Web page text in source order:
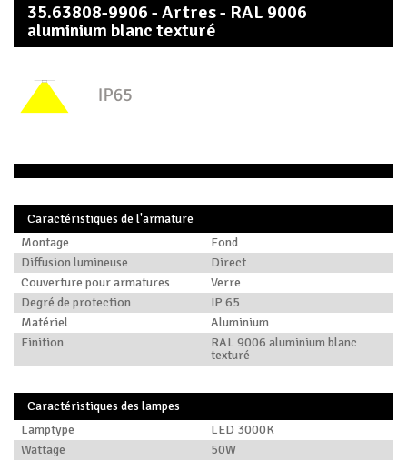
35.63808-9906 - Artres - RAL 9006
aluminium blanc texturé
Caractéristiques de l'armature
Montage
Fond
Diffusion lumineuse
Direct
Couverture pour armatures
Verre
Degré de protection
IP 65
Matériel
Aluminium
Finition
RAL 9006 aluminium blanc
texturé
Caractéristiques des lampes
Lamptype
LED 3000K
Wattage
50W